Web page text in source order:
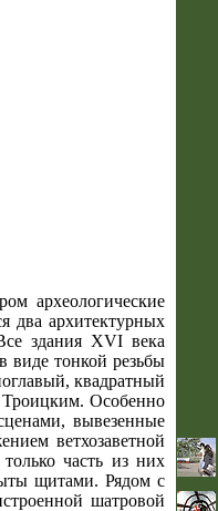
археологические
два архитектурных
здания XVI века
виде тонкой резьбы
квадратный
Троицким. Особенно
вывезенные
ветхозаветной
часть из них
щитами. Рядом с
шатровой